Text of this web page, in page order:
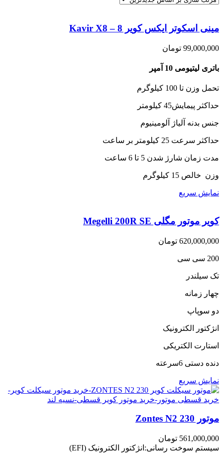
مینی اسکوتر ایکس کویر 8 – Kavir X8
99,000,000 تومان
باتری لیتیومی 10 آمپر
تحمل وزن تا 100 کیلوگرم
حداکثر پیمایش45 کیلومتر
جنس بدنه آلیاژ آلومینیوم
حداکثر سرعت 25 کیلومتر بر ساعت
مدت زمان شارژ شدن 5 تا 6 ساعت
وزن خالص 15 کیلوگرم
نمایش سریع
کویر موتور مگلی Megelli 200R SE
620,000,000 تومان
200 سی سی
تک سیلندر
چهار زمانه
دو سوپاپ
انژکتور الکترونیک
استارت الکتریکی
دنده دستی 6سرعته
نمایش سریع
موتور Zontes N2 230
561,000,000 تومان
سیستم سوخت رسانی:انژکتور الکترونیک (EFI)